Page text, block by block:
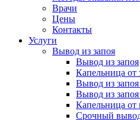
Врачи
Цены
Контакты
Услуги
Вывод из запоя
Вывод из запоя
Капельница от
Вывод из
Вывод из
Капельница от
Срочный